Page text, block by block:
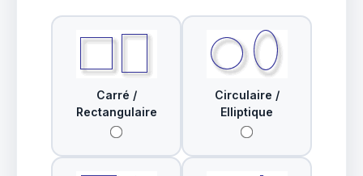
Carré /
Rectangulaire
Circulaire /
Elliptique